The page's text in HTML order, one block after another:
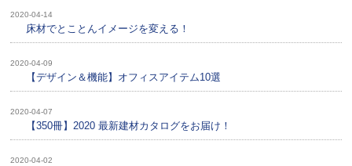
2020-04-14
床材でとことんイメージを変える！
2020-04-09
【デザイン＆機能】オフィスアイテム10選
2020-04-07
【350冊】2020 最新建材カタログをお届け！
2020-04-02